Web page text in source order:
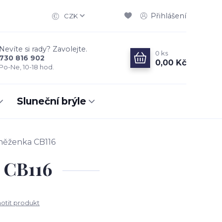
CZK Přihlášení
si rady? Zavolejte.
816 902
Ne, 10-18 hod.
0 ks
0,00 Kč
Sluneční brýle
CB116
produkt